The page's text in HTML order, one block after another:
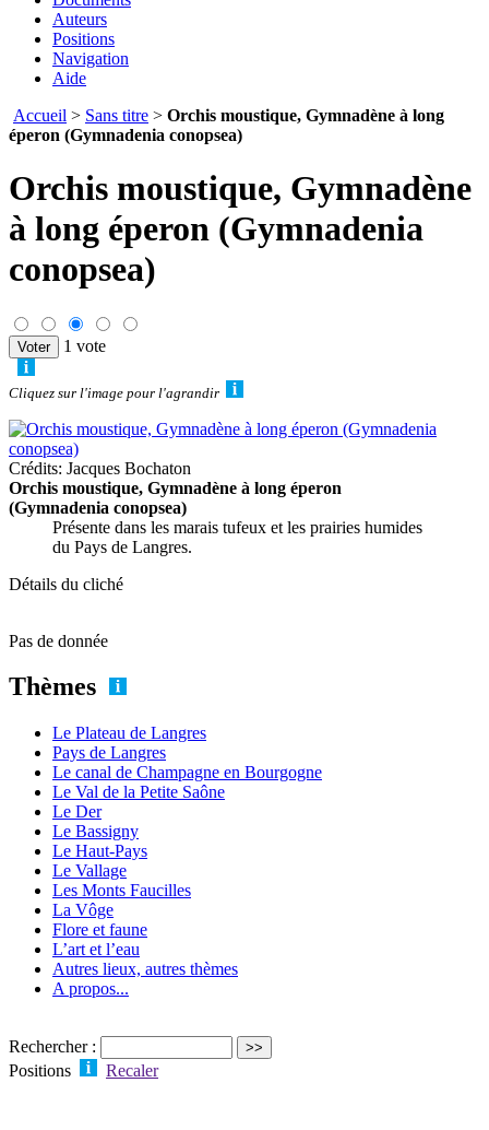
Auteurs
Positions
Navigation
Aide
Accueil > Sans titre > Orchis moustique, Gymnadène à long
éperon (Gymnadenia conopsea)
Orchis moustique, Gymnadène
à long éperon (Gymnadenia
conopsea)
1 vote
Cliquez sur l'image pour l'agrandir
Crédits: Jacques Bochaton
Orchis moustique, Gymnadène à long éperon
(Gymnadenia conopsea)
Présente dans les marais tufeux et les prairies humides
du Pays de Langres.
Détails du cliché
Pas de donnée
Thèmes
Le Plateau de Langres
Pays de Langres
Le canal de Champagne en Bourgogne
Le Val de la Petite Saône
Le Der
Le Bassigny
Le Haut-Pays
Le Vallage
Les Monts Faucilles
La Vôge
Flore et faune
L’art et l’eau
Autres lieux, autres thèmes
A propos...
Rechercher :
Positions
Recaler